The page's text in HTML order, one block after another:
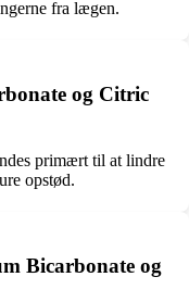
fra lægen.
og Citric
primært til at lindre
opstød.
Bicarbonate og